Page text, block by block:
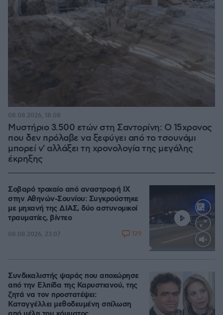
Μυστήριο 3.500 ετών στη Σαντορίνη: Ο 15χρονος
που δεν πρόλαβε να ξεφύγει από το τσουνάμι
μπορεί ν' αλλάξει τη χρονολογία της μεγάλης
έκρηξης
08.08.2026, 18:08
Σοβαρό τροχαίο από αναστροφή ΙΧ
στην Αθηνών-Σουνίου: Συγκρούστηκε
με μηχανή της ΔΙΑΣ, δύο αστυνομικοί
τραυματίες, βίντεο
08.08.2026, 23:07 129
Συνδικαλιστής ψαράς που αποχώρησε
από την Ελπίδα της Καρυστιανού, της
ζητά να τον προστατέψει:
Καταγγέλλει μεθοδευμένη σπίλωση